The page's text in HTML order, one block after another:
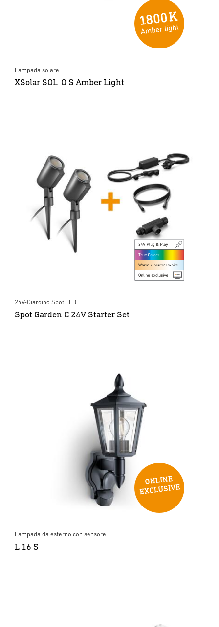
Lampada solare
XSolar SOL-O S Amber Light
24V-Giardino Spot LED
Spot Garden C 24V Starter Set
Lampada da esterno con sensore
L 16 S